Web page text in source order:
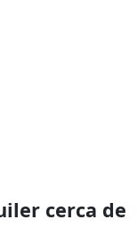
cerca de